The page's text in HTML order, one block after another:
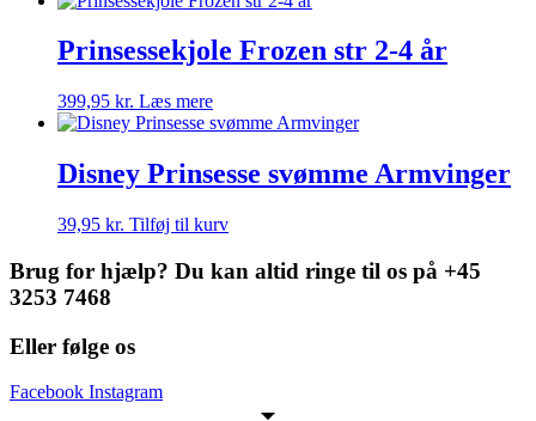
Prinsessekjole Frozen str 2-4 år
399,95 kr. Læs mere
Disney Prinsesse svømme Armvinger
39,95 kr. Tilføj til kurv
Brug for hjælp? Du kan altid ringe til os på +45
3253 7468
Eller følge os
Facebook Instagram